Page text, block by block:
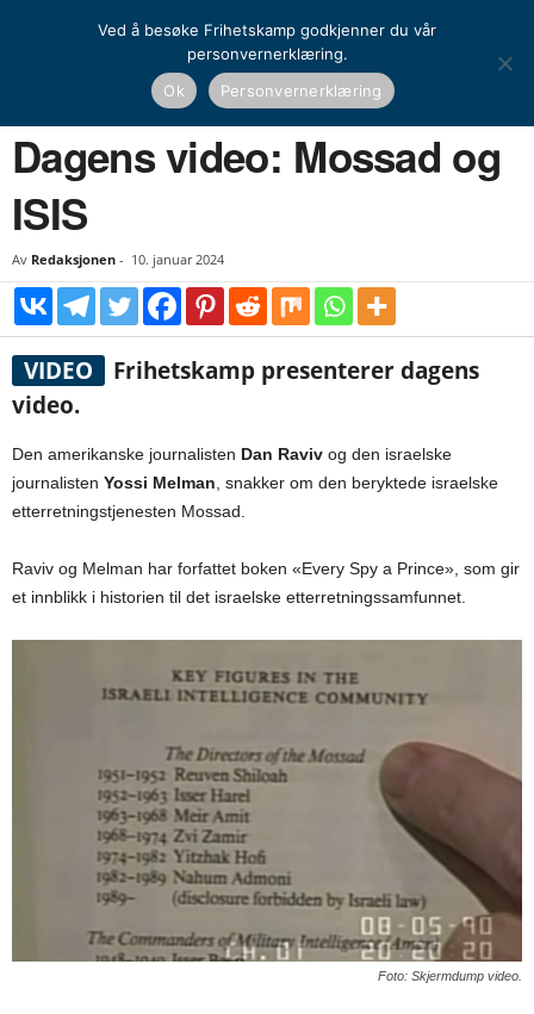
Dagens video: Mossad og ISIS
Dagens video: Mossad og
ISIS
Av Redaksjonen - 10. januar 2024
VIDEO
Frihetskamp presenterer dagens
video.
Den amerikanske journalisten Dan Raviv og den israelske
journalisten Yossi Melman , snakker om den beryktede israelske
etterretningstjenesten Mossad.
Raviv og Melman har forfattet boken «Every Spy a Prince», som gir
et innblikk i historien til det israelske etterretningssamfunnet.
Foto: Skjermdump video.
Ved å besøke Frihetskamp godkjenner du vår
personvernerklæring.
Ok
Personvernerklæring